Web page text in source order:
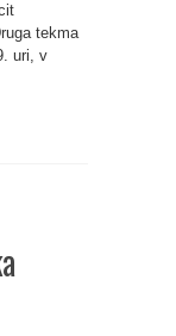
tekma
uri, v